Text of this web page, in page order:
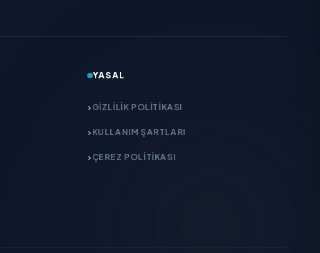
YASAL
GIZLILIK POLITIKASI
KULLANIM ŞARTLARI
ÇEREZ POLITIKASI